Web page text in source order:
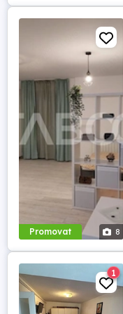
Promovat 8
1